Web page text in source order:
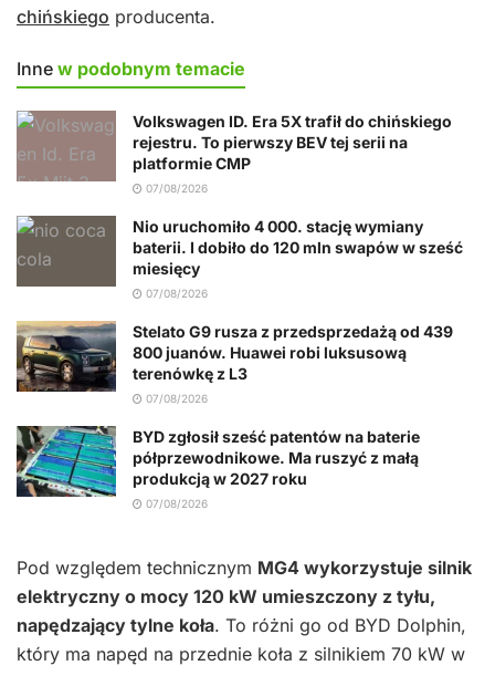
chińskiego producenta.
Inne w podobnym temacie
Volkswagen ID. Era 5X trafił do chińskiego
rejestru. To pierwszy BEV tej serii na
platformie CMP
07/08/2026
Nio uruchomiło 4 000. stację wymiany
baterii. I dobiło do 120 mln swapów w sześć
miesięcy
07/08/2026
Stelato G9 rusza z przedsprzedażą od 439
800 juanów. Huawei robi luksusową
terenówkę z L3
07/08/2026
BYD zgłosił sześć patentów na baterie
półprzewodnikowe. Ma ruszyć z małą
produkcją w 2027 roku
07/08/2026
Pod względem technicznym MG4 wykorzystuje silnik
elektryczny o mocy 120 kW umieszczony z tyłu,
napędzający tylne koła. To różni go od BYD Dolphin,
który ma napęd na przednie koła z silnikiem 70 kW w